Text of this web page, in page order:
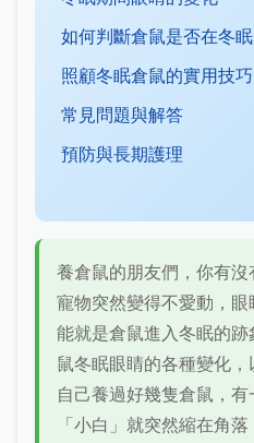
如何判斷倉鼠是否在冬眠
照顧冬眠倉鼠的實用技巧
常見問題與解答
預防與長期護理
養倉鼠的朋友們，你有
寵物突然變得不愛動，
能就是倉鼠進入冬眠的
鼠冬眠眼睛的各種變化
自己養過好幾隻倉鼠，
「小白」就突然縮在角